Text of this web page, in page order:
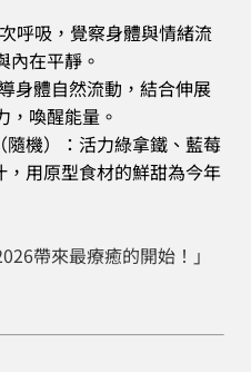
呼吸，覺察身體與情緒流
內在平靜。
身體自然流動，結合伸展
，喚醒能量。
（隨機）
：活力綠拿鐵、藍莓
用原型食材的鮮甜為今年
帶來最療癒的開始！」